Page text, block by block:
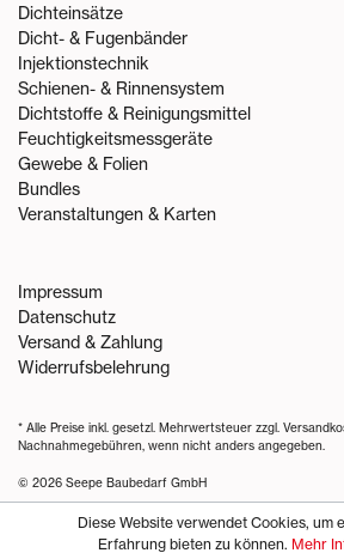
Dichteinsätze
Dicht- & Fugenbänder
Injektionstechnik
Schienen- & Rinnensystem
Dichtstoffe & Reinigungsmittel
Feuchtigkeitsmessgeräte
Gewebe & Folien
Bundles
Veranstaltungen & Karten
Impressum
Datenschutz
Versand & Zahlung
Widerrufsbelehrung
© 2026 Seepe Baubedarf GmbH
* Alle Preise inkl. gesetzl. Mehrwertsteuer zzgl.
Nachnahmegebühren, wenn nicht anders angegeben.
Diese Website verwendet Cookies, um
Erfahrung bieten zu können. Mehr